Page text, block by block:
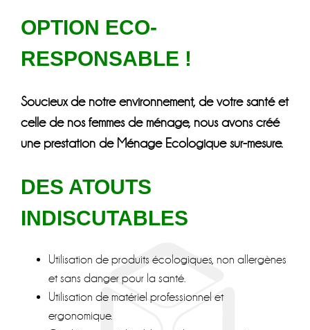
OPTION ECO-
RESPONSABLE !
Soucieux de notre environnement, de votre santé et
celle de nos femmes de ménage, nous avons créé
une prestation de Ménage Ecologique sur-mesure.
DES ATOUTS
INDISCUTABLES
Utilisation de produits écologiques, non allergènes
et sans danger pour la santé.
Utilisation de matériel professionnel et
ergonomique.